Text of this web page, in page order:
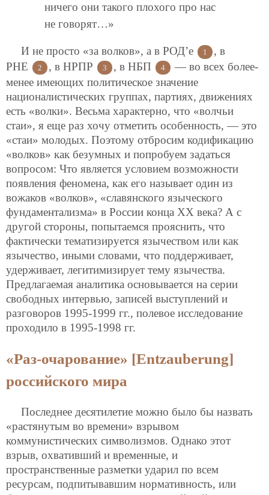
ничего они такого плохого про нас
не говорят…»
И не просто «за волков», а в РОД’е 1
, в
РНЕ
2 , в НРПР 3 , в НБП 4
— во всех более-
менее имеющих политическое значение
националистических группах, партиях, движениях
есть «волки». Весьма характерно, что «волчьи
стаи», я еще раз хочу отметить особенность, — это
«стаи» молодых. Поэтому отбросим кодификацию
«волков» как безумных и попробуем задаться
вопросом: Что является условием возможности
появления феномена, как его называет один из
вожаков «волков», «славянского языческого
фундаментализма» в России конца ХХ века? А с
другой стороны, попытаемся прояснить, что
фактически тематизируется язычеством или как
язычество, иными словами, что поддерживает,
удерживает, легитимизирует тему язычества.
Предлагаемая аналитика основывается на серии
свободных интервью, записей выступлений и
разговоров 1995-1999 гг., полевое исследование
проходило в 1995-1998 гг.
«Раз-очарование» [Entzauberung]
российского мира
Последнее десятилетие можно было бы назвать
«растянутым во времени» взрывом
коммунистических символизмов. Однако этот
взрыв, охвативший и временные, и
пространственные разметки ударил по всем
ресурсам, подпитывавшим нормативность, или